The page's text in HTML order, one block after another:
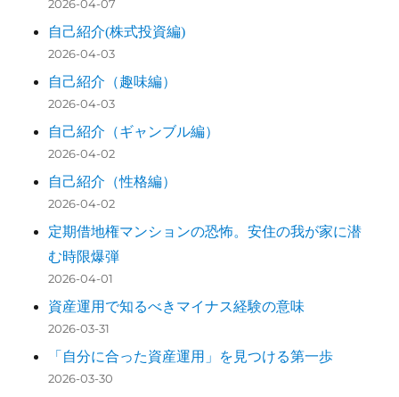
2026-04-07
自己紹介(株式投資編)
2026-04-03
自己紹介（趣味編）
2026-04-03
自己紹介（ギャンブル編）
2026-04-02
自己紹介（性格編）
2026-04-02
定期借地権マンションの恐怖。安住の我が家に潜
む時限爆弾
2026-04-01
資産運用で知るべきマイナス経験の意味
2026-03-31
「自分に合った資産運用」を見つける第一歩
2026-03-30